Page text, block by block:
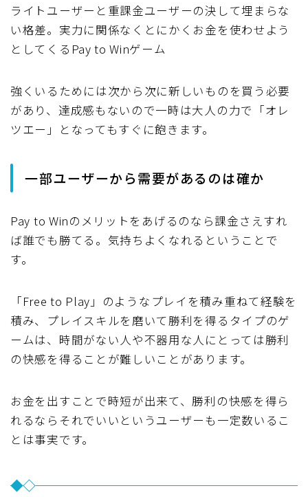
ライトユーザーと重課金ユーザーの決して埋まらな
い格差。実力に関係なくとにかくお金を使わせよう
としてくるPay to Winゲーム
強くいるためには次から次に新しいものを買う必要
があり、達成感もないので一時は大人の力で「オレ
ツエー」となってもすぐに飽きます。
一部ユーザーから需要があるのは確か
Pay to Winのメリットをあげるのなら課金さえすれ
ば誰でも勝てる。気持ちよくなれるということで
す。
「Free to Play」のようなプレイを積み重ねて経験を
積み、プレイスキルを磨いて勝利を得るタイプのゲ
ームは、時間がない人や不器用な人にとっては勝利
の快感を得ることが難しいことがあります。
お金を出すことで時短が出来て、勝利の快感を得ら
れるならそれでいいというユーザーも一定数いるこ
とは事実です。